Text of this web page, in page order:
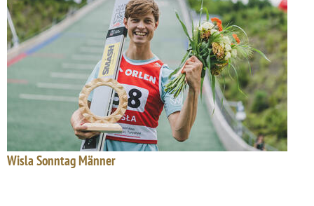
Wisla Sonntag Männer